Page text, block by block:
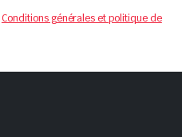
Conditions générales et politique de